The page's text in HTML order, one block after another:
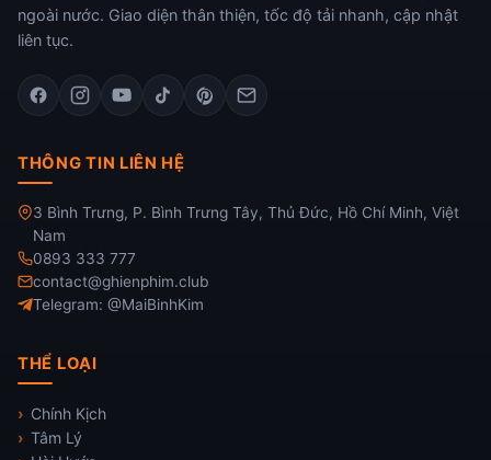
ngoài nước. Giao diện thân thiện, tốc độ tải nhanh, cập nhật
liên tục.
THÔNG TIN LIÊN HỆ
3 Bình Trưng, P. Bình Trưng Tây, Thủ Đức, Hồ Chí Minh, Việt
Nam
0893 333 777
contact@ghienphim.club
Telegram: @MaiBinhKim
THỂ LOẠI
Chính Kịch
Tâm Lý